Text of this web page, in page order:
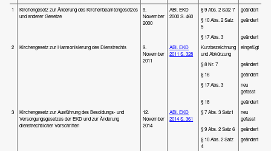
1
Kirchengesetz zur Änderung des Kirchenbeamtengesetzes
und anderer Gesetze
9.
November
2000
ABl. EKD
2000 S. 460
§ 9 Abs. 2 Satz 7
geändert
§ 10 Abs. 2 Satz
5
geändert
§ 17 Abs. 3
geändert
2
Kirchengesetz zur Harmonisierung des Dienstrechts
9.
November
2011
ABl. EKD
2011 S. 328
Kurzbezeichnung
und Abkürzung
eingefügt
§ 8 Nr. 7
geändert
§ 16
geändert
§ 17 Abs. 3
neu
gefasst
§ 18
geändert
3
Kirchengesetz zur Ausführung des Besoldungs- und
Versorgungsgesetzes der EKD und zur Änderung
dienstrechtlicher Vorschriften
12.
November
2014
ABl. EKD
2014 S. 361
§ 7 Abs. 3 Satz1
neu
gefasst
§ 9 Abs. 2 Satz 6
geändert
§ 10 Abs. 2 Satz
4
geändert